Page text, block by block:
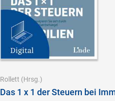
Rollett (Hrsg.)
Das 1 x 1 der Steuern bei